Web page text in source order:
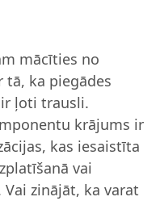
mācīties no
ka piegādes
ļoti trausli.
krājums ir
kas iesaistīta
vai
zinājāt, ka varat